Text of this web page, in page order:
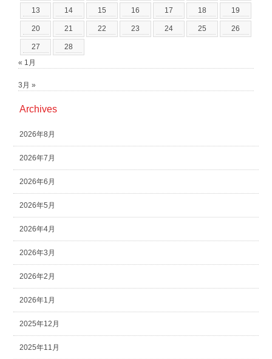
13 14 15 16 17 18 19
20 21 22 23 24 25 26
27
28
« 1月
3月 »
Archives
2026年8月
2026年7月
2026年6月
2026年5月
2026年4月
2026年3月
2026年2月
2026年1月
2025年12月
2025年11月